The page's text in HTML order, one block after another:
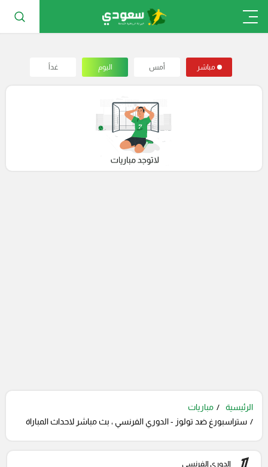
مباشر أمس اليوم غداً
الرئيسية
مباريات
ستراسبورغ ضد تولوز - الدوري الفرنسي ، بث مباشر لاحداث المباراة
الدوري الفرنسي